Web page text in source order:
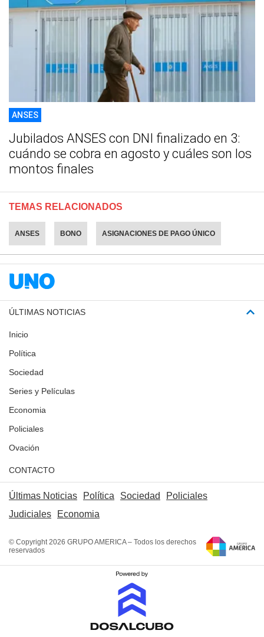
ANSES
Jubilados ANSES con DNI finalizado en 3:
cuándo se cobra en agosto y cuáles son los
montos finales
TEMAS RELACIONADOS
ANSES BONO ASIGNACIONES DE PAGO ÚNICO
ÚLTIMAS NOTICIAS
Inicio
Política
Sociedad
Series y Películas
Economia
Policiales
Ovación
CONTACTO
Últimas Noticias Política Sociedad
Policiales
Judiciales
Economia
© Copyright 2026 GRUPO AMERICA – Todos los derechos
reservados